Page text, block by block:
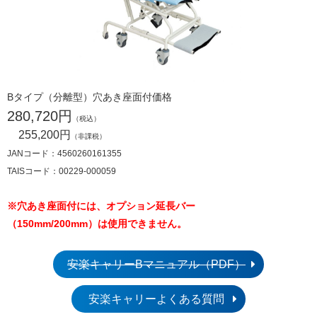
Bタイプ（分離型）穴あき座面付価格
280,720円 （税込）
255,200円 （非課税）
JANコード：4560260161355
TAISコード：00229-000059
※穴あき座面付には、オプション延長バー
（150mm/200mm）は使用できません。
安楽キャリーBマニュアル（PDF）
安楽キャリーよくある質問